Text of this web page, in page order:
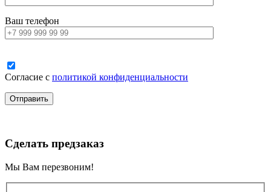
Ваш телефон
Согласие с политикой конфиденциальности
Сделать предзаказ
Мы Вам перезвоним!